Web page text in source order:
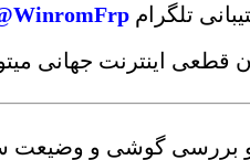
تلگرام WinromFrp@
قطعی اینترنت جهانی
و بررسی گوشی و وضیعت